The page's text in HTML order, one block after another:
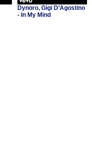
Dynoro, Gigi D’Agostino
- In My Mind